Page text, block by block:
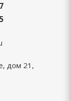
дом 21,